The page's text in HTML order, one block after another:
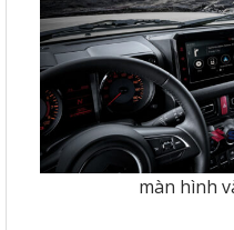
màn hình